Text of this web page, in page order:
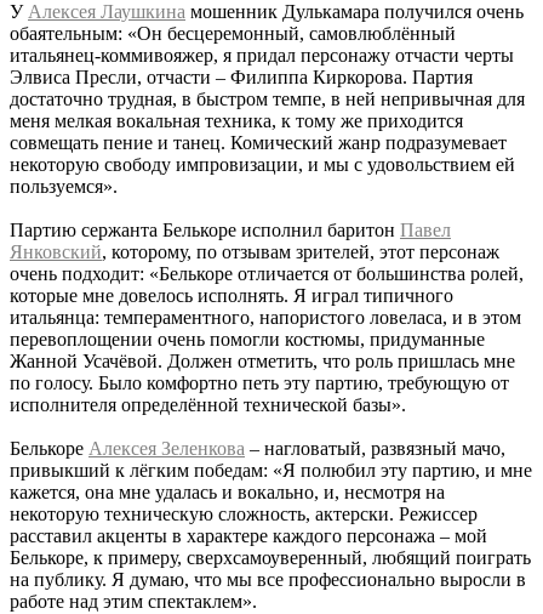
У Алексея Лаушкина мошенник Дулькамара получился очень
обаятельным: «Он бесцеремонный, самовлюблённый
итальянец-коммивояжер, я придал персонажу отчасти черты
Элвиса Пресли, отчасти – Филиппа Киркорова. Партия
достаточно трудная, в быстром темпе, в ней непривычная для
меня мелкая вокальная техника, к тому же приходится
совмещать пение и танец. Комический жанр подразумевает
некоторую свободу импровизации, и мы с удовольствием ей
пользуемся».
Партию сержанта Белькоре исполнил баритон Павел
Янковский, которому, по отзывам зрителей, этот персонаж
очень подходит: «Белькоре отличается от большинства ролей,
которые мне довелось исполнять. Я играл типичного
итальянца: темпераментного, напористого ловеласа, и в этом
перевоплощении очень помогли костюмы, придуманные
Жанной Усачёвой. Должен отметить, что роль пришлась мне
по голосу. Было комфортно петь эту партию, требующую от
исполнителя определённой технической базы».
Белькоре Алексея Зеленкова – нагловатый, развязный мачо,
привыкший к лёгким победам: «Я полюбил эту партию, и мне
кажется, она мне удалась и вокально, и, несмотря на
некоторую техническую сложность, актерски. Режиссер
расставил акценты в характере каждого персонажа – мой
Белькоре, к примеру, сверхсамоуверенный, любящий поиграть
на публику. Я думаю, что мы все профессионально выросли в
работе над этим спектаклем».